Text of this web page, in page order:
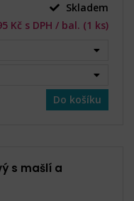
Skladem
Kč s DPH / bal. (1 ks)
Do košíku
s mašlí a